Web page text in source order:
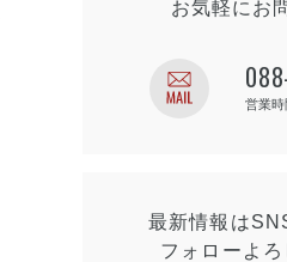
お気軽にお
営業時
最新情報は
フォローよろ